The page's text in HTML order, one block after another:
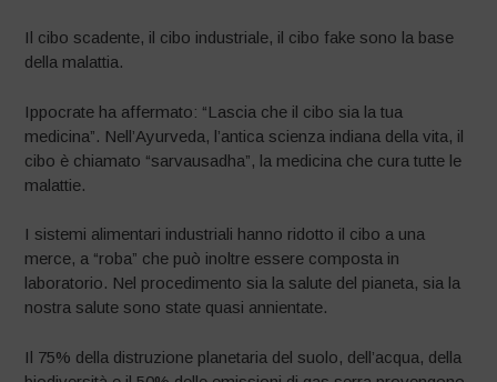
Il cibo scadente, il cibo industriale, il cibo fake sono la base
della malattia.
Ippocrate ha affermato: “Lascia che il cibo sia la tua
medicina”. Nell’Ayurveda, l’antica scienza indiana della vita, il
cibo è chiamato “sarvausadha”, la medicina che cura tutte le
malattie.
I sistemi alimentari industriali hanno ridotto il cibo a una
merce, a “roba” che può inoltre essere composta in
laboratorio. Nel procedimento sia la salute del pianeta, sia la
nostra salute sono state quasi annientate.
Il 75% della distruzione planetaria del suolo, dell’acqua, della